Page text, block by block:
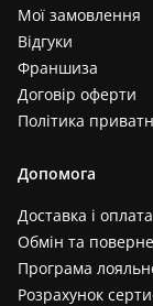
Мої замовлення
Відгуки
Франшиза
Договір оферти
Політика
Допомога
Доставка і оплата
Обмін та
Програма
Розрахунок